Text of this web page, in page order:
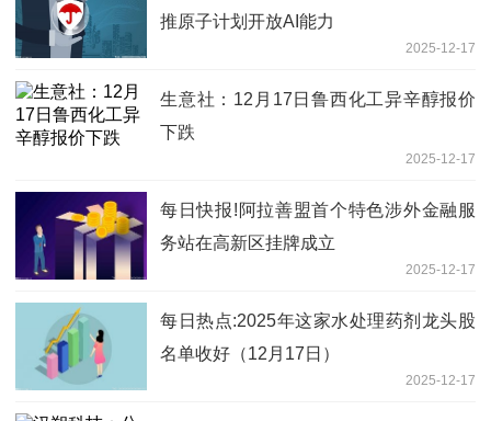
推原子计划开放AI能力
2025-12-17
生意社：12月17日鲁西化工异辛醇报价
下跌
2025-12-17
每日快报!阿拉善盟首个特色涉外金融服
务站在高新区挂牌成立
2025-12-17
每日热点:2025年这家水处理药剂龙头股
名单收好（12月17日）
2025-12-17